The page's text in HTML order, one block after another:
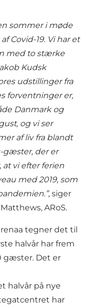
sommer i møde
Covid-19. Vi har et
med to stærke
Kudsk
udstillinger fra
forventninger er,
Danmark og
og vi ser
af liv fra blandt
gæster, der er
at vi efter ferien
med 2019, som
, siger
ARoS.
tegner det til
halvår har frem
gæster. Det er
halvår på nye
har